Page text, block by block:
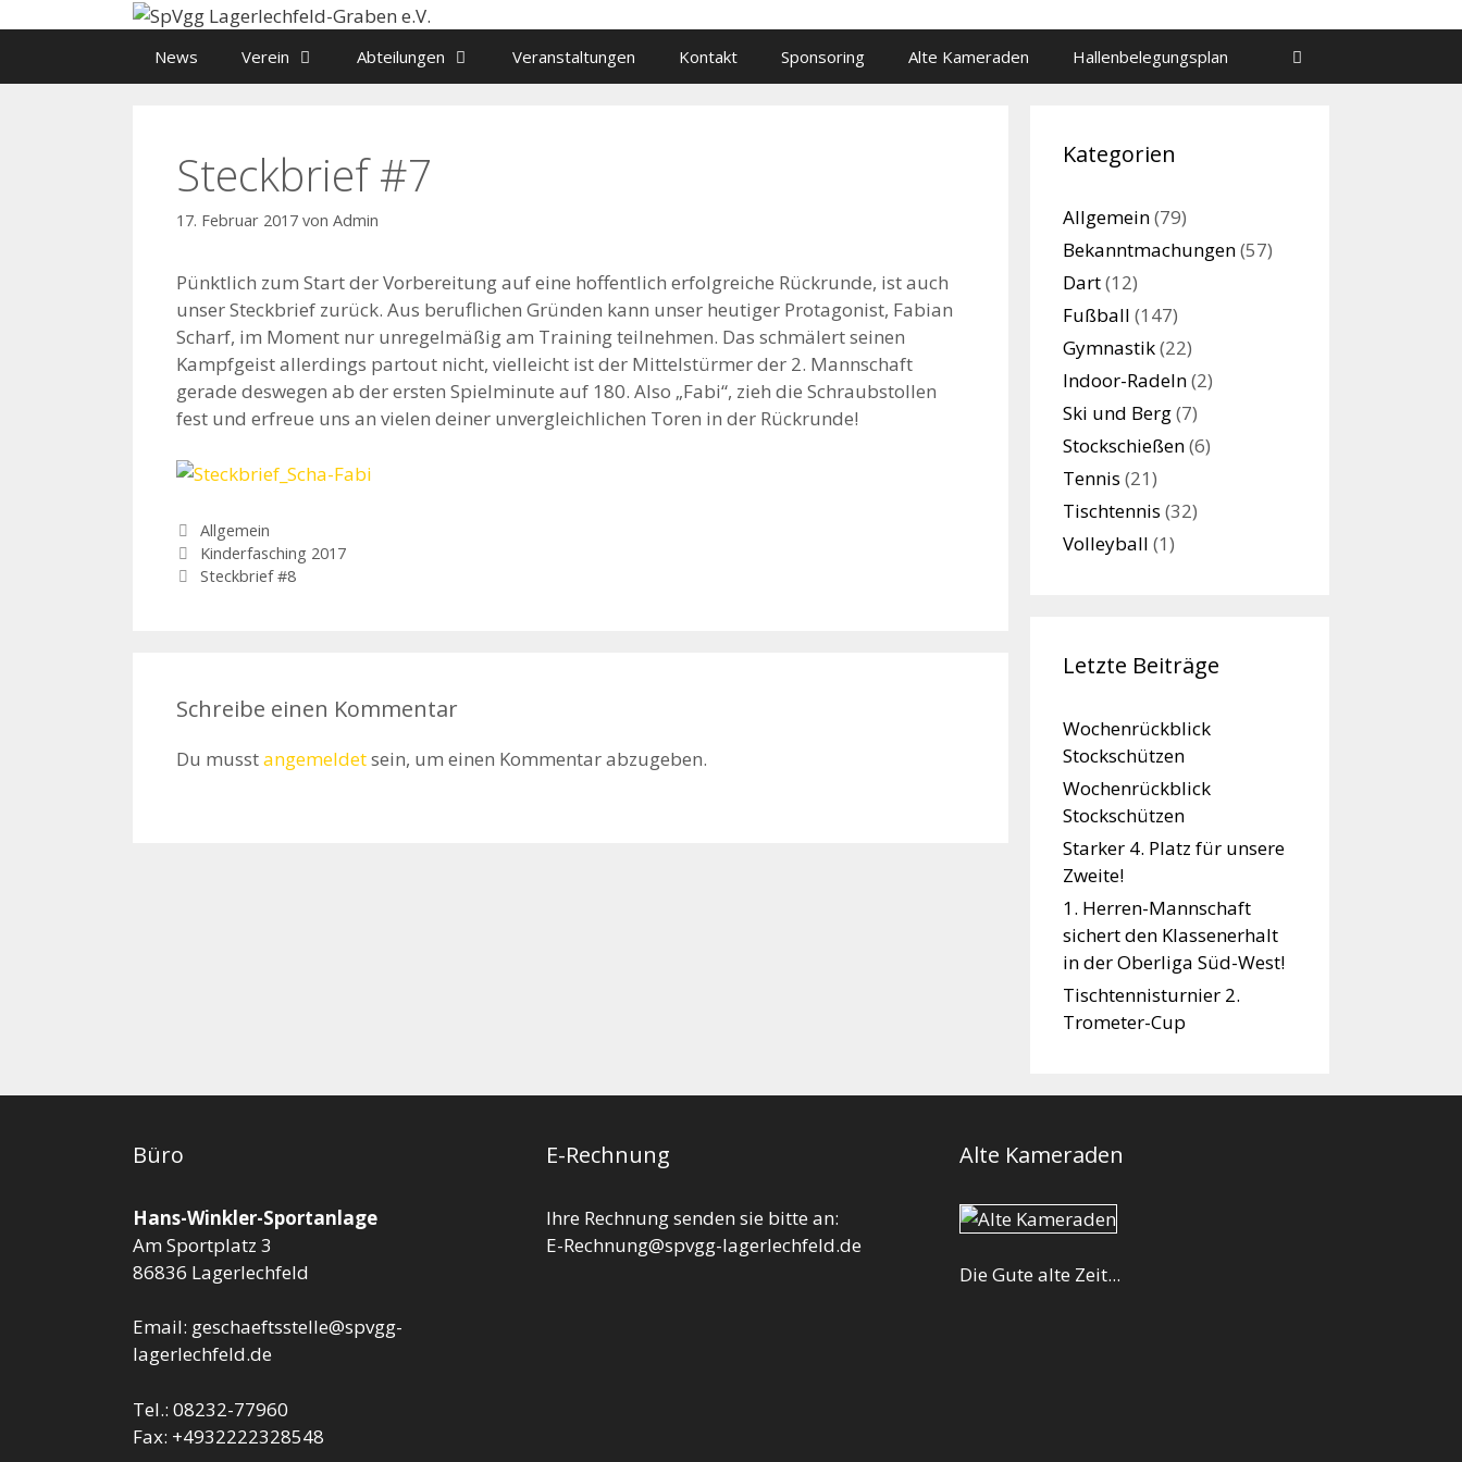
News Verein Abteilungen Veranstaltungen Kontakt Sponsoring Alte Kameraden Hallenbelegungsplan
Steckbrief #7
17. Februar 2017 von Admin
Pünktlich zum Start der Vorbereitung auf eine hoffentlich erfolgreiche Rückrunde, ist auch
unser Steckbrief zurück. Aus beruflichen Gründen kann unser heutiger Protagonist, Fabian
Scharf, im Moment nur unregelmäßig am Training teilnehmen. Das schmälert seinen
Kampfgeist allerdings partout nicht, vielleicht ist der Mittelstürmer der 2. Mannschaft
gerade deswegen ab der ersten Spielminute auf 180. Also „Fabi“, zieh die Schraubstollen
fest und erfreue uns an vielen deiner unvergleichlichen Toren in der Rückrunde!
Kategorien
Allgemein
Kinderfasching 2017
Steckbrief #8
Schreibe einen Kommentar
Du musstangemeldetsein, um einen Kommentar abzugeben.
Kategorien
Allgemein(79)
Bekanntmachungen(57)
Dart(12)
Fußball (147)
Gymnastik(22)
Indoor-Radeln(2)
Ski und Berg(7)
Stockschießen(6)
Tennis (21)
Tischtennis (32)
Volleyball (1)
Letzte Beiträge
Wochenrückblick
Stockschützen
Wochenrückblick
Stockschützen
Starker 4. Platz für unsere
Zweite!
1. Herren-Mannschaft
sichert den Klassenerhalt
in der Oberliga Süd-West!
Tischtennisturnier 2.
Trometer-Cup
Büro
Hans-Winkler-Sportanlage
Am Sportplatz 3
86836 Lagerlechfeld
Email: geschaeftsstelle@spvgg-
lagerlechfeld.de
Tel.: 08232-77960
Fax: +4932222328548
E-Rechnung
Ihre Rechnung senden sie bitte an:
E-Rechnung@spvgg-lagerlechfeld.de
Alte Kameraden
Die Gute alte Zeit...